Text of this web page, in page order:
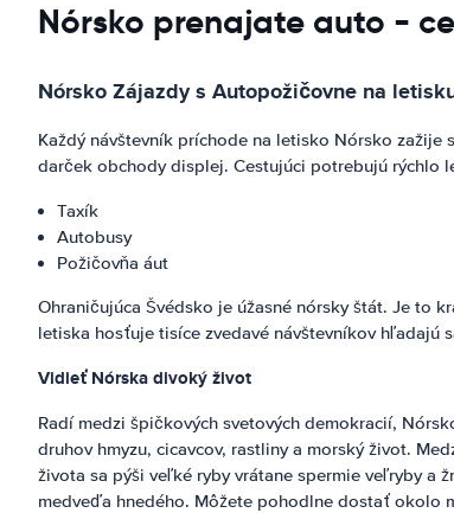
Nórsko prenajate auto -
Nórsko Zájazdy s Autopožičovne na
Každý návštevník príchode na letisko Nórsko
darček obchody displej. Cestujúci potrebujú rýchlo
Taxík
Autobusy
Požičovňa áut
Ohraničujúca Švédsko je úžasné nórsky štát. Je to
letiska hosťuje tisíce zvedavé návštevníkov hľadajú
Vidieť Nórska divoký život
Radí medzi špičkových svetových demokracií,
druhov hmyzu, cicavcov, rastliny a morský život.
života sa pýši veľké ryby vrátane spermie veľryby a
medveďa hnedého. Môžete pohodlne dostať okolo